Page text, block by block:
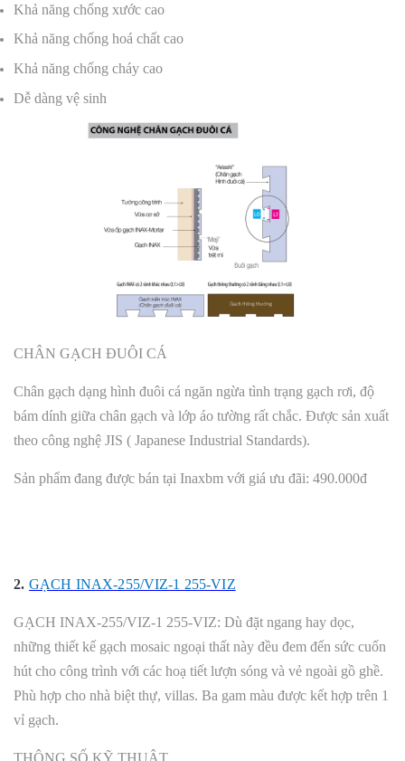
Khả năng chống xước cao
Khả năng chống hoá chất cao
Khả năng chống cháy cao
Dễ dàng vệ sinh
CHÂN GẠCH ĐUÔI CÁ
Chân gạch dạng hình đuôi cá ngăn ngừa tình trạng gạch rơi, độ
bám dính giữa chân gạch và lớp áo tường rất chắc. Được sản xuất
theo công nghệ JIS ( Japanese Industrial Standards).
Sản phẩm đang được bán tại Inaxbm với giá ưu đãi: 490.000đ
2.GẠCH INAX-255/VIZ-1 255-VIZ
GẠCH INAX-255/VIZ-1 255-VIZ: Dù đặt ngang hay dọc,
những thiết kế gạch mosaic ngoại thất này đều đem đến sức cuốn
hút cho công trình với các hoạ tiết lượn sóng và vẻ ngoài gồ ghề.
Phù hợp cho nhà biệt thự, villas. Ba gam màu được kết hợp trên 1
vỉ gạch.